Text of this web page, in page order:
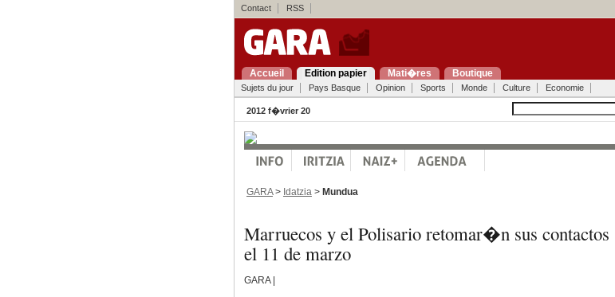
Contact RSS
Accueil Edition papier Mati�res Boutique
Sujets du jour Pays Basque Opinion Sports Monde Culture Economie
2012 f�vrier 20
GARA> Idatzia > Mundua
Marruecos y el Polisario retomar�n sus contactos
el 11 de marzo
GARA |